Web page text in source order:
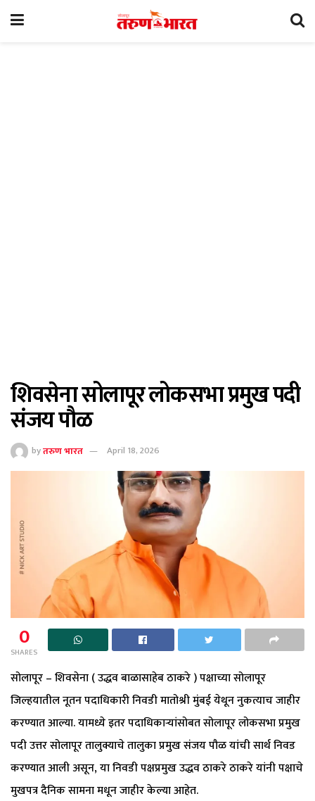
शिवसेना सोलापूर लोकसभा प्रमुख पदी
संजय पौळ
byतरुण भारत April 18, 2026
0
SHARES
सोलापूर – शिवसेना ( उद्धव बाळासाहेब ठाकरे ) पक्षाच्या सोलापूर
जिल्हयातील नूतन पदाधिकारी निवडी मातोश्री मुंबई येथून नुकत्याच जाहीर
करण्यात आल्या. यामध्ये इतर पदाधिकाऱ्यांसोबत सोलापूर लोकसभा प्रमुख
पदी उत्तर सोलापूर तालुक्याचे तालुका प्रमुख संजय पौळ यांची सार्थ निवड
करण्यात आली असून, या निवडी पक्षप्रमुख उद्धव ठाकरे ठाकरे यांनी पक्षाचे
मुखपत्र दैनिक सामना मधून जाहीर केल्या आहेत.